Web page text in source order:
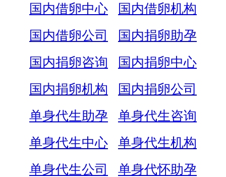
国内借卵中心
国内借卵机构
国内借卵公司
国内捐卵助孕
国内捐卵咨询
国内捐卵中心
国内捐卵机构
国内捐卵公司
单身代生助孕
单身代生咨询
单身代生中心
单身代生机构
单身代生公司
单身代怀助孕